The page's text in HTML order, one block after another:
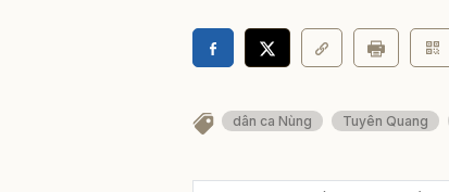
dân ca Nùng Tuyên Quang